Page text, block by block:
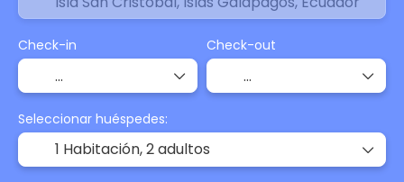
Check-in Check-out
Seleccionar huéspedes:
1 Habitación,2 adultos